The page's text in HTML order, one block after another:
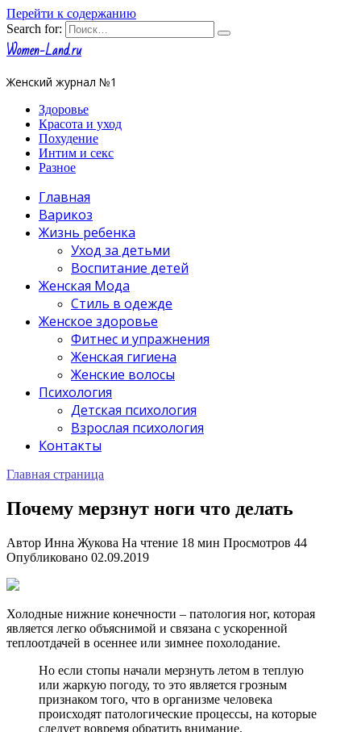
Перейти к содержанию
Search for:
Women-Land.ru
Женский журнал №1
Здоровье
Красота и уход
Похудение
Интим и секс
Разное
Главная
Варикоз
Жизнь ребенка
Уход за детьми
Воспитание детей
Женская Мода
Стиль в одежде
Женское здоровье
Фитнес и упражнения
Женская гигиена
Женские волосы
Психология
Детская психология
Взрослая психология
Контакты
Главная страница
Почему мерзнут ноги что делать
Автор Инна Жукова На чтение 18 мин Просмотров 44
Опубликовано 02.09.2019
Холодные нижние конечности – патология ног, которая
является легко объяснимой и связана с ускоренной
теплоотдачей в осеннее или зимнее похолодание.
Но если стопы начали мерзнуть летом в теплую
или жаркую погоду, то это является грозным
признаком того, что в организме человека
происходят патологические процессы, на которые
следует вовремя обратить внимание.